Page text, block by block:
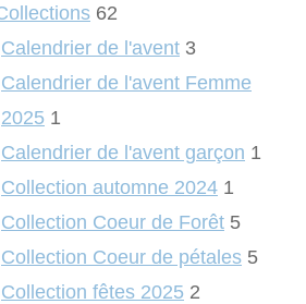
62
Calendrier de l'avent 3
Calendrier de l'avent Femme
2025 1
Calendrier de l'avent garçon 1
Collection automne 2024 1
Collection Coeur de Forêt 5
Collection Coeur de pétales 5
Collection fêtes 2025 2